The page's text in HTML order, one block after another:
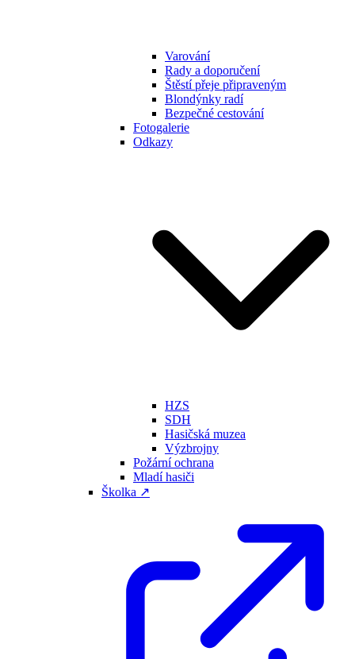
Varování
Rady a doporučení
Štěstí přeje připraveným
Blondýnky radí
Bezpečné cestování
Fotogalerie
Odkazy
HZS
SDH
Hasičská muzea
Výzbrojny
Požární ochrana
Mladí hasiči
Školka ↗